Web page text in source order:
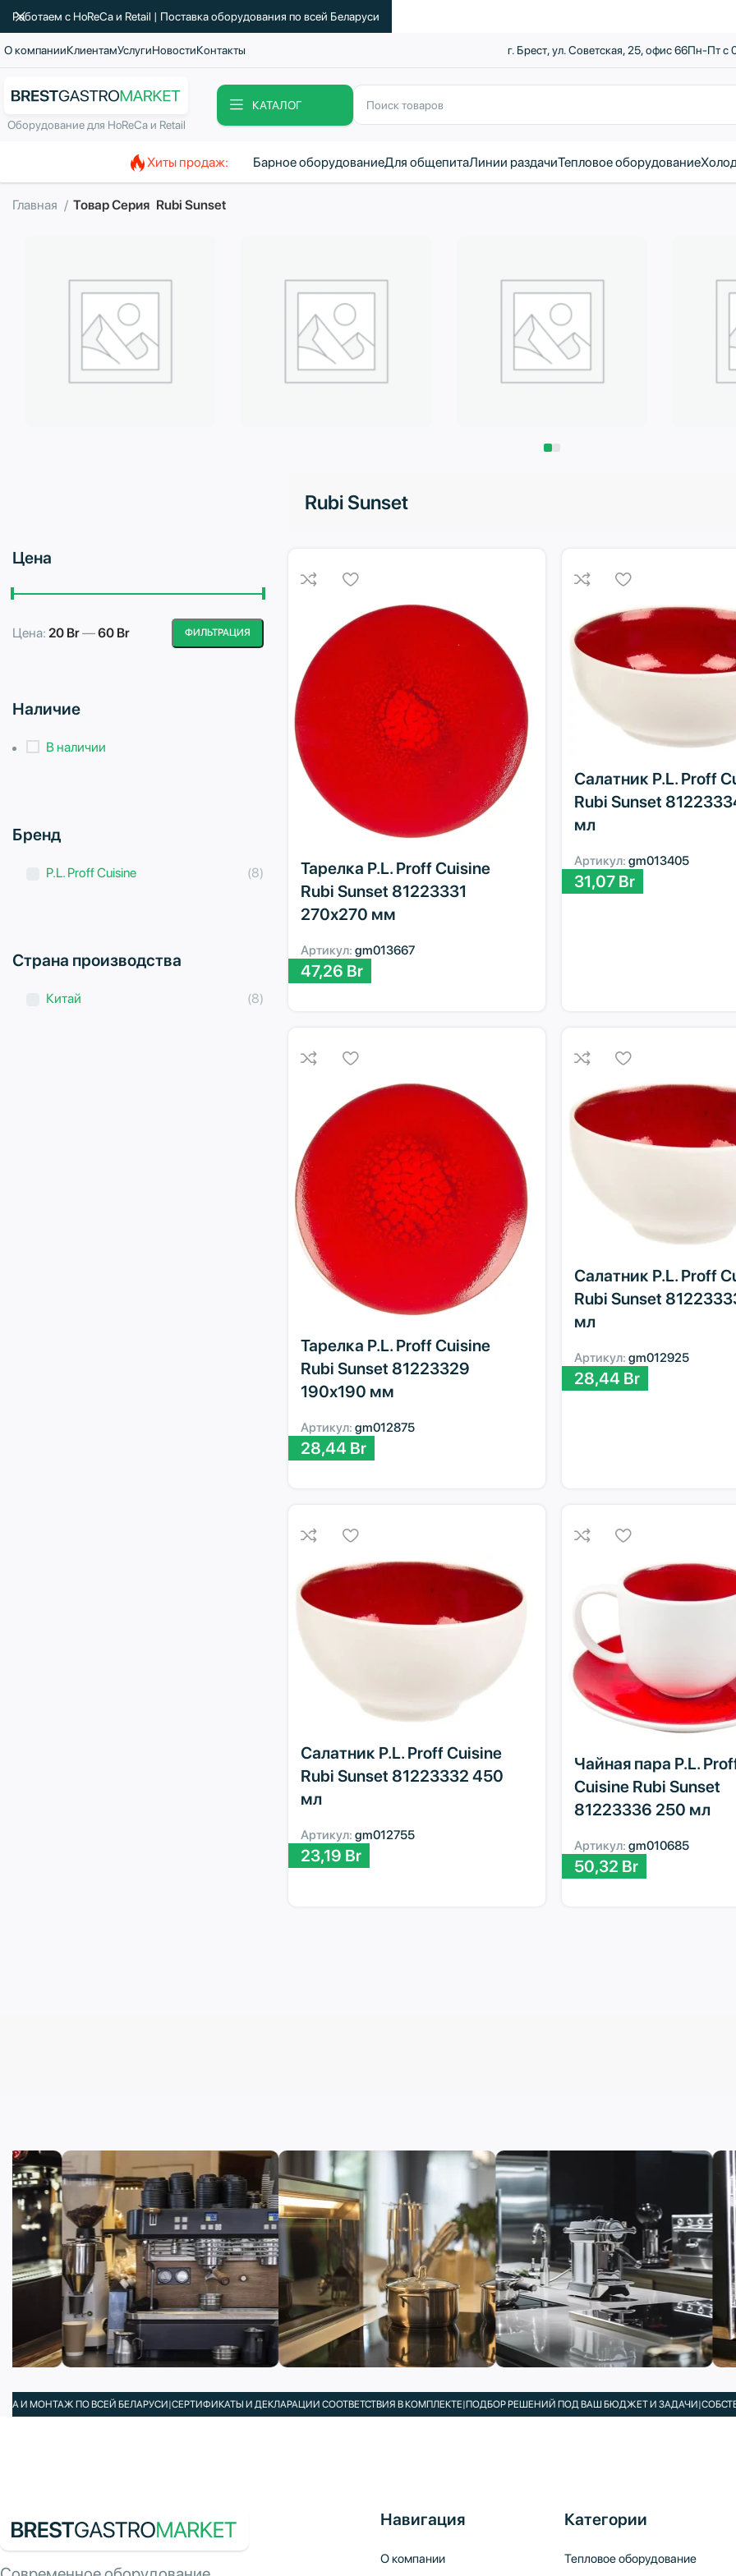
О компанииКлиентамУслугиНовостиКонтакты г. Брест, ул. Советская, 25, офис 66Пн-Пт с
Оборудование для HoReCa и Retail
КАТАЛОГ
Хиты продаж: Барное оборудованиеДля общепитаЛинии раздачиТепловое оборудование
Главная Товар Серия Rubi Sunset
Цена
Минимальная
Максимальная
ФИЛЬТРАЦИЯ
Цена: 20 Br—60 Br
Наличие
В наличии
Бренд
P.L. Proff Cuisine (8)
Страна производства
Китай (8)
Rubi Sunset
Тарелка P.L. Proff Cuisine
Rubi Sunset 81223331
270х270 мм
Артикул: gm013667
47,26 Br
Салатник P.L. Proff
Rubi Sunset
мл
Артикул: gm013405
31,07 Br
Тарелка P.L. Proff Cuisine
Rubi Sunset 81223329
190х190 мм
Артикул: gm012875
28,44 Br
Салатник P.L. Proff
Rubi Sunset
мл
Артикул: gm012925
28,44 Br
Салатник P.L. Proff Cuisine
Rubi Sunset 81223332 450
мл
Артикул: gm012755
23,19 Br
Чайная пара P.L.
Cuisine Rubi Sunset
81223336 250 мл
Артикул: gm010685
50,32 Br
ПО ВСЕЙ БЕЛАРУСИ|СЕРТИФИКАТЫ И ДЕКЛАРАЦИИ СООТВЕТСТВИЯ В КОМПЛЕКТЕ|ПОДБОР РЕШЕНИЙ ПОД ВАШ БЮДЖЕТ И ЗАДАЧИ|СОБСТВЕННЫЙ
Навигация
О компании
Категории
Тепловое оборудование
Работаем с HoReCa и Retail | Поставка оборудования по всей Беларуси